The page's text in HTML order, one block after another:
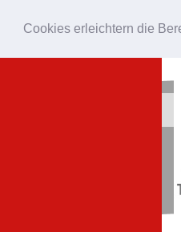
Cookies erleichtern die